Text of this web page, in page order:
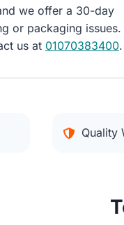
we offer a 30-day
or packaging
us at 01070383400.
Quality